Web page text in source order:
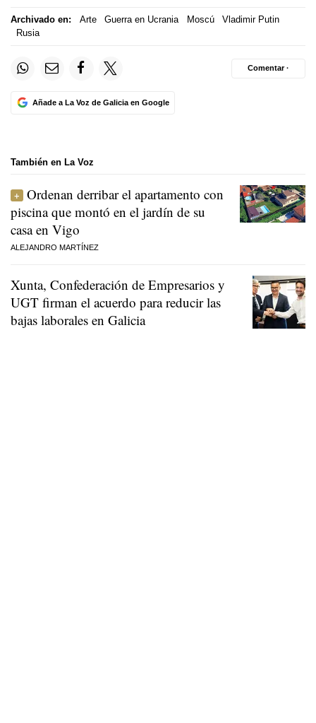
Archivado en: Arte Guerra en Ucrania Moscú
Vladimir Putin
Rusia
Añade a La Voz de Galicia en Google
Comentar ·
También en La Voz
Ordenan derribar el apartamento con
piscina que montó en el jardín de su
casa en Vigo
ALEJANDRO MARTÍNEZ
Xunta, Confederación de Empresarios y
UGT firman el acuerdo para reducir las
bajas laborales en Galicia